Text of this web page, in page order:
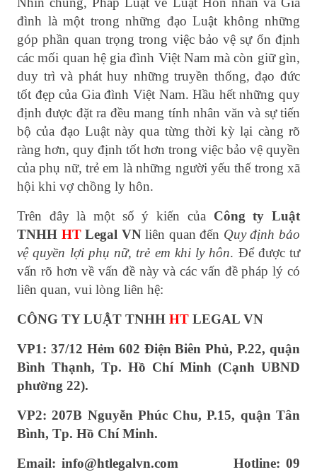
đình là một trong những đạo Luật không những
góp phần quan trọng trong việc bảo vệ sự ổn định
các mối quan hệ gia đình Việt Nam mà còn giữ gìn,
duy trì và phát huy những truyền thống, đạo đức
tốt đẹp của Gia đình Việt Nam. Hầu hết những quy
định được đặt ra đều mang tính nhân văn và sự tiến
bộ của đạo Luật này qua từng thời kỳ lại càng rõ
ràng hơn, quy định tốt hơn trong việc bảo vệ quyền
của phụ nữ, trẻ em là những người yếu thế trong xã
hội khi vợ chồng ly hôn.
Trên đây là một số ý kiến của Công ty Luật
TNHH HTLegal VNliên quan đến Quy định bảo
vệ quyền lợi phụ nữ, trẻ em khi ly hôn. Để được tư
vấn rõ hơn về vấn đề này và các vấn đề pháp lý có
liên quan, vui lòng liên hệ:
CÔNG TY LUẬT TNHH HT LEGAL VN
VP1: 37/12 Hẻm 602 Điện Biên Phủ, P.22, quận
Bình Thạnh, Tp. Hồ Chí Minh (Cạnh UBND
phường 22).
VP2: 207B Nguyễn Phúc Chu, P.15, quận Tân
Bình, Tp. Hồ Chí Minh.
Email: info@htlegalvn.com Hotline: 09